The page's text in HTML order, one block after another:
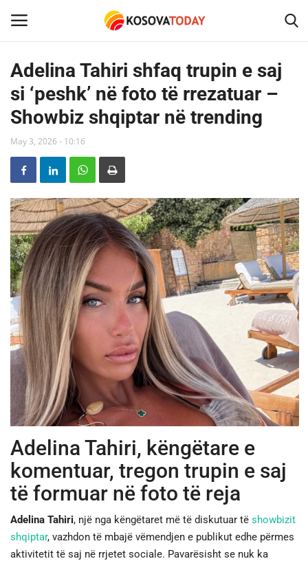
Home
KOSOVA
SHQIPERIA
MAQEDONIA
SHOWBIZ
BOTA
TECH
JETA
SPORTI
SHENDETI
Adelina Tahiri shfaq trupin e saj
si ‘peshk’ në foto të rrezatuar –
Showbiz shqiptar në trending
May 3, 2026 - 10:16
Adelina Tahiri, këngëtare e
komentuar, tregon trupin e saj
të formuar në foto të reja
Adelina Tahiri, një nga këngëtaret më të diskutuar të showbizit
shqiptar, vazhdon të mbajë vëmendjen e publikut edhe përmes
aktivitetit të saj në rrjetet sociale. Pavarësisht se nuk ka